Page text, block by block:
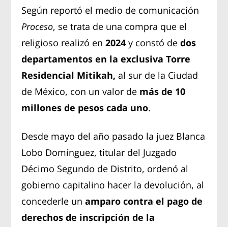
Según reportó el medio de comunicación
Proceso, se trata de una compra que el
religioso realizó en2024y constó dedos
departamentos en la exclusiva Torre
Residencial Mitikah, al sur de la Ciudad
de México, con un valor de más de 10
millones de pesos cada uno.
Desde mayo del año pasado la juez Blanca
Lobo Domínguez, titular del Juzgado
Décimo Segundo de Distrito, ordenó al
gobierno capitalino hacer la devolución, al
concederle unamparo contra el pago de
derechos de inscripción de la